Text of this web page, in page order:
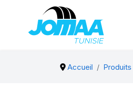
Accueil Produits